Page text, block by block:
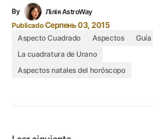
By
Лілія AstroWay
PublicadoСерпень 03, 2015
Aspecto Cuadrado Aspectos
Guía
La cuadratura de Urano
Aspectos natales del horóscopo